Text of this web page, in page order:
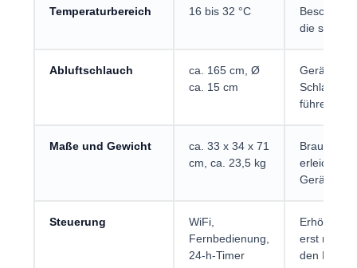
Temperaturbereich 16 bis 32 °C
die sicher
Abluftschlauch
ca. 165 cm, Ø
ca. 15 cm
Gerät
Schlauch
führen.
Maße und Gewicht
ca. 33 x 34 x 71
cm, ca. 23,5 kg
Braucht
erleichtern
Gerät aber
Steuerung
WiFi,
Fernbedienung,
24-h-Timer
Erhöht
erst nach
den